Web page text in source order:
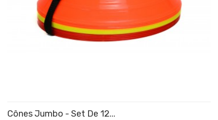
Cônes Jumbo - Set De 12...